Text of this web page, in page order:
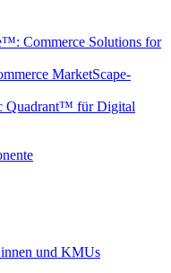
Commerce Solutions for
MarketScape-
Quadrant™ für Digital
und KMUs